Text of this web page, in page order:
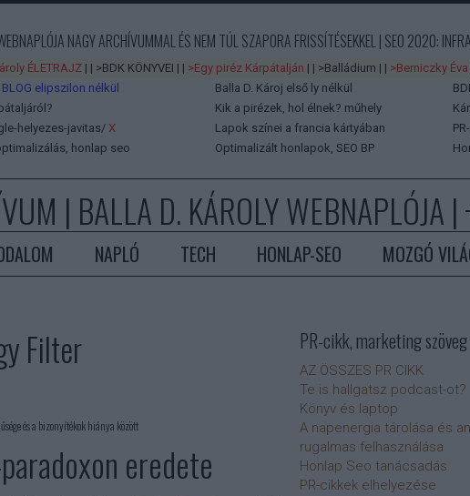
NAGY ARCHÍVUMMAL ÉS NEM TÚL SZAPORA FRISSÍTÉSEKKEL | SEO 2020:
ÉLETRAJZ | | >BDK KÖNYVEI | | >Egy piréz Kárpátalján | | >Balládium | | >Berniczky Éva
BLOG elipszilon nélkül Balla D. Károj első ly nélkül
Kik a pirézek, hol élnek? műhely
helyezes-javitas/ X Lapok színei a francia kártyában
honlap seo Optimalizált honlapok, SEO BP
| BALLA D. KÁROLY WEBNAPLÓJA |
NAPLÓ TECH HONLAP-SEO MOZGÓ
Filter
és a bizonyítékok hiánya között
eredete
PR-cikk, marketing szöveg
AZ ÖSSZES PR CIKK
Te is hallgatsz podcast-ot?
Könyv és laptop
A napenergia tárolása és
rugalmas felhasználása
Honlap Seo tanácsadás
PR-cikkek elhelyezése